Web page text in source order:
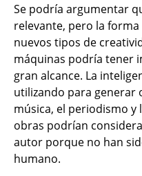
Se podría argumentar
relevante, pero la
nuevos tipos de
máquinas podría tener
gran alcance. La
utilizando para generar
música, el periodismo y
obras podrían
autor porque no han
humano.